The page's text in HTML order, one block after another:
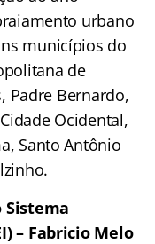
urbano
municípios do
de
Padre Bernardo,
Ocidental,
Santo Antônio
Sistema
– Fabricio Melo